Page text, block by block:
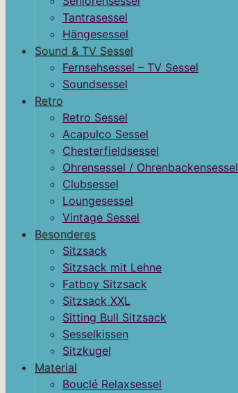
Tantrasessel
Hängesessel
Sound & TV Sessel
Fernsehsessel – TV Sessel
Soundsessel
Retro
Retro Sessel
Acapulco Sessel
Chesterfieldsessel
Ohrensessel / Ohrenbackensessel
Clubsessel
Loungesessel
Vintage Sessel
Besonderes
Sitzsack
Sitzsack mit Lehne
Fatboy Sitzsack
Sitzsack XXL
Sitting Bull Sitzsack
Sesselkissen
Sitzkugel
Material
Bouclé Relaxsessel